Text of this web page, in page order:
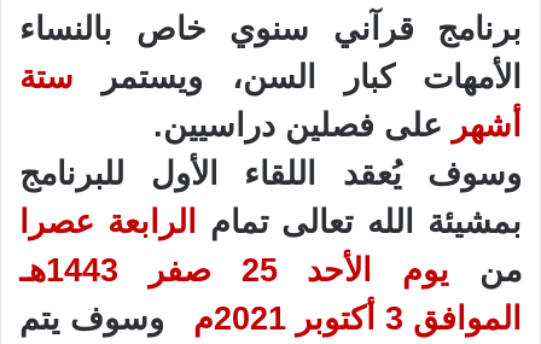
برنامج قرآني سنوي خاص بالنساء
الأمهات كبار السن، ويستمر ستة
أشهر على فصلين دراسيين.
وسوف يُعقد اللقاء الأول للبرنامج
بمشيئة الله تعالى تمام
الرابعة عصرا
من
يوم الأحد 25 صفر 1443هـ
الموافق 3 أكتوبر 2021م
وسوف يتم